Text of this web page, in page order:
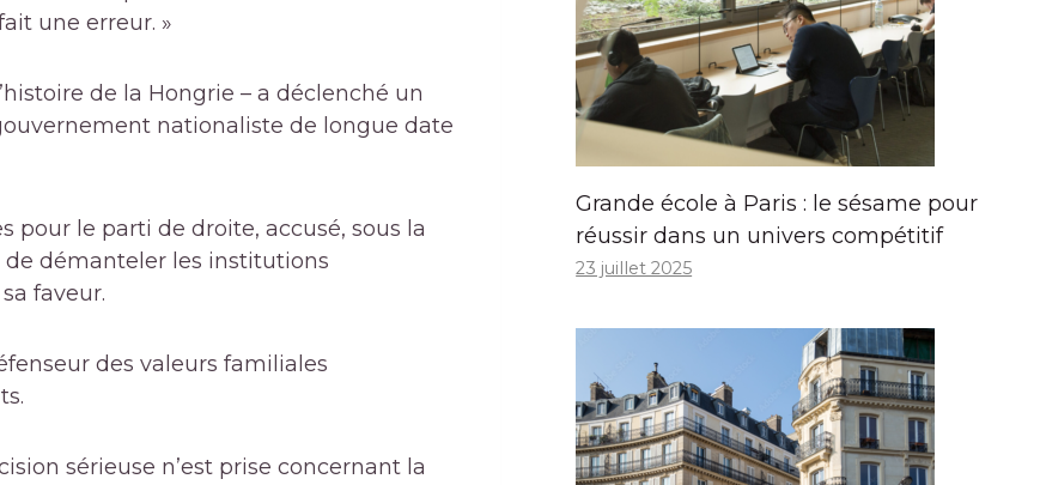
une erreur. »
de la Hongrie – a déclenché un
nationaliste de longue date
pour le parti de droite, accusé, sous la
démanteler les institutions
faveur.
des valeurs familiales
sérieuse n’est prise concernant la
Grande école à Paris : le sésame pour
réussir dans un univers compétitif
23 juillet 2025